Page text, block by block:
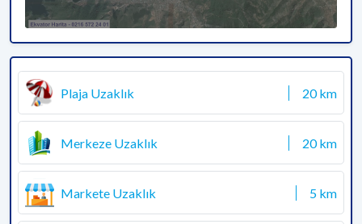
Plaja Uzaklık 20 km
Merkeze Uzaklık 20 km
Markete Uzaklık 5 km